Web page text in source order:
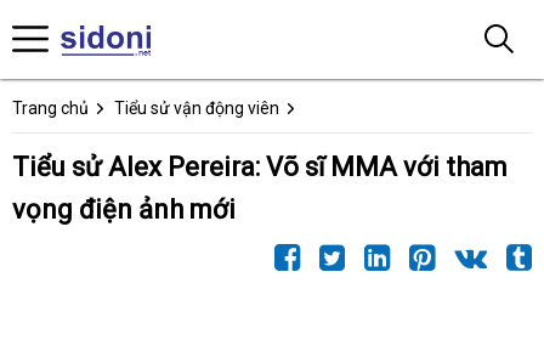
Trang chủ Tiểu sử vận động viên
Tiểu sử Alex Pereira: Võ sĩ MMA với tham
vọng điện ảnh mới